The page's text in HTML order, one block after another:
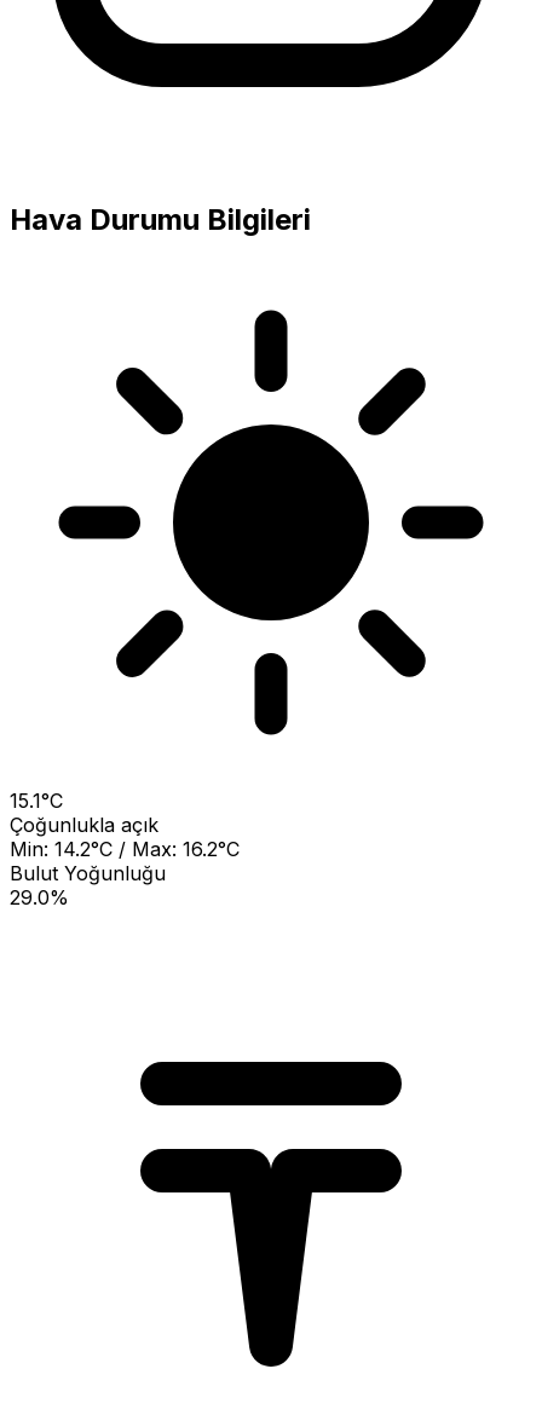
Hava Durumu Bilgileri
15.1°C
Çoğunlukla açık
Min: 14.2°C / Max: 16.2°C
Bulut Yoğunluğu
29.0%